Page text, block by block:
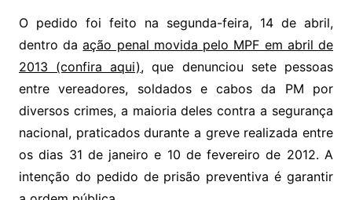
O pedido foi feito na segunda-feira, 14 de abril,
dentro daação penal movida pelo MPF em abril de
2013 (confira aqui), que denunciou sete pessoas
entre vereadores, soldados e cabos da PM por
diversos crimes, a maioria deles contra a segurança
nacional, praticados durante a greve realizada entre
os dias 31 de janeiro e 10 de fevereiro de 2012. A
intenção do pedido de prisão preventiva é garantir